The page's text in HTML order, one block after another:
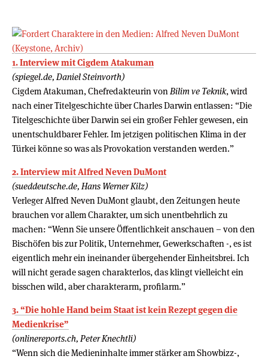
1. Interview mit Cigdem Atakuman
(spiegel.de, Daniel Steinvorth)
Cigdem Atakuman, Chefredakteurin von Bilim ve Teknik, wird
nach einer Titelgeschichte über Charles Darwin entlassen: “Die
Titelgeschichte über Darwin sei ein großer Fehler gewesen, ein
unentschuldbarer Fehler. Im jetzigen politischen Klima in der
Türkei könne so was als Provokation verstanden werden.”
2. Interview mit Alfred Neven DuMont
(sueddeutsche.de, Hans Werner Kilz)
Verleger Alfred Neven DuMont glaubt, den Zeitungen heute
brauchen vor allem Charakter, um sich unentbehrlich zu
machen: “Wenn Sie unsere Öffentlichkeit anschauen – von den
Bischöfen bis zur Politik, Unternehmer, Gewerkschaften -, es ist
eigentlich mehr ein ineinander übergehender Einheitsbrei. Ich
will nicht gerade sagen charakterlos, das klingt vielleicht ein
bisschen wild, aber charakterarm, profilarm.”
3. “Die hohle Hand beim Staat ist kein Rezept gegen die
Medienkrise”
(onlinereports.ch, Peter Knechtli)
“Wenn sich die Medieninhalte immer stärker am Showbizz-,